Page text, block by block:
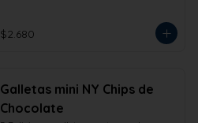
$2.680
Galletas mini NY Chips de
Chocolate